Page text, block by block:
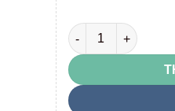
TU09K7D số lượng